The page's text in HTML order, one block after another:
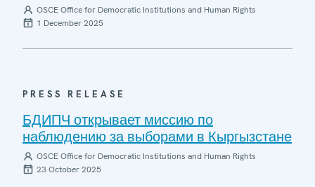
OSCE Office for Democratic Institutions and Human Rights
1 December 2025
PRESS RELEASE
БДИПЧ открывает миссию по
наблюдению за выборами в Кыргызстане
OSCE Office for Democratic Institutions and Human Rights
23 October 2025